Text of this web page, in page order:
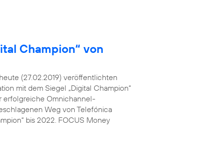
Champion“ von
(27.02.2019) veröffentlichten
mit dem Siegel „Digital Champion“
erfolgreiche Omnichannel-
Weg von Telefónica
bis 2022. FOCUS Money